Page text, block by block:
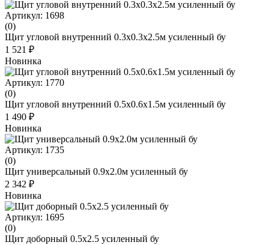
Артикул: 1698
(0)
Щит угловой внутренний 0.3х0.3х2.5м усиленный бу
1 521 ₽
Новинка
Артикул: 1770
(0)
Щит угловой внутренний 0.5х0.6х1.5м усиленный бу
1 490 ₽
Новинка
Артикул: 1735
(0)
Щит универсальный 0.9х2.0м усиленный бу
2 342 ₽
Новинка
Артикул: 1695
(0)
Щит доборный 0.5х2.5 усиленный бу